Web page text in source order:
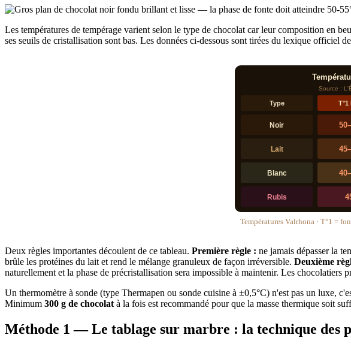
Les températures de tempérage varient selon le type de chocolat car leur composition en
ses seuils de cristallisation sont bas. Les données ci-dessous sont tirées du lexique officiel de
Source :
Type T°1
Noir
Lait
Blanc
Rubis
Températures Valrhona · T°1 =
Deux règles importantes découlent de ce tableau. Première règle : ne jamais dépasser la
brûle les protéines du lait et rend le mélange granuleux de façon irréversible. Deuxième
naturellement et la phase de précristallisation sera impossible à maintenir. Les chocolatiers
Un thermomètre à sonde (type Thermapen ou sonde cuisine à ±0,5°C) n'est pas un luxe,
Minimum 300 g de chocolatà la fois est recommandé pour que la masse thermique soit
Méthode 1 — Le tablage sur marbre : la technique des